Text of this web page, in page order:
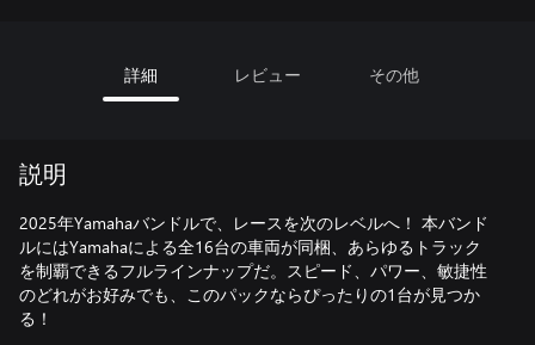
詳細 レビュー その他
説明
2025年Yamahaバンドルで、レースを次のレベルへ！ 本バンド
ルにはYamahaによる全16台の車両が同梱、あらゆるトラック
を制覇できるフルラインナップだ。スピード、パワー、敏捷性
のどれがお好みでも、このパックならぴったりの1台が見つか
る！